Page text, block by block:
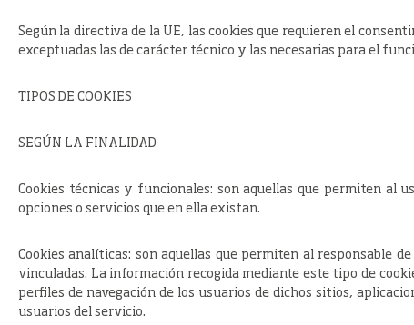
Según la directiva de la UE, las cookies que requieren el
exceptuadas las de carácter técnico y las necesarias para el
TIPOS DE COOKIES
SEGÚN LA FINALIDAD
Cookies técnicas y funcionales: son aquellas que permiten al
opciones o servicios que en ella existan.
Cookiesanalíticas: son aquellas que permiten al responsable
vinculadas. La información recogida mediante este tipo de
perfiles de navegación de los usuarios de dichos sitios,
usuarios del servicio.